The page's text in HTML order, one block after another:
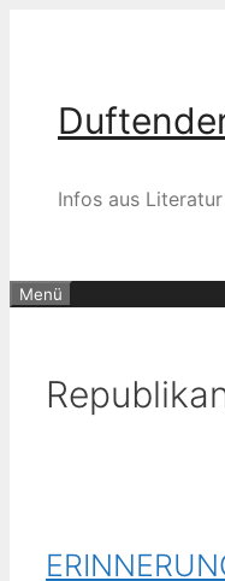
Infos aus
Menü